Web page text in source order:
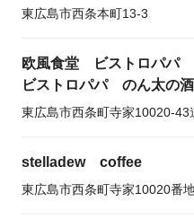
東広島市西条本町13-3
欧風食堂 ビストロパパ
ビストロパパ のん太の
東広島市西条町寺家10020-43
stelladew coffee
東広島市西条町寺家10020番